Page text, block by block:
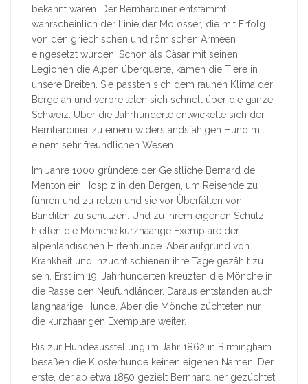
bekannt waren. Der Bernhardiner entstammt
wahrscheinlich der Linie der Molosser, die mit Erfolg
von den griechischen und römischen Armeen
eingesetzt wurden. Schon als Cäsar mit seinen
Legionen die Alpen überquerte, kamen die Tiere in
unsere Breiten. Sie passten sich dem rauhen Klima der
Berge an und verbreiteten sich schnell über die ganze
Schweiz. Über die Jahrhunderte entwickelte sich der
Bernhardiner zu einem widerstandsfähigen Hund mit
einem sehr freundlichen Wesen.
Im Jahre 1000 gründete der Geistliche Bernard de
Menton ein Hospiz in den Bergen, um Reisende zu
führen und zu retten und sie vor Überfällen von
Banditen zu schützen. Und zu ihrem eigenen Schutz
hielten die Mönche kurzhaarige Exemplare der
alpenländischen Hirtenhunde. Aber aufgrund von
Krankheit und Inzucht schienen ihre Tage gezählt zu
sein. Erst im 19. Jahrhunderten kreuzten die Mönche in
die Rasse den Neufundländer. Daraus entstanden auch
langhaarige Hunde. Aber die Mönche züchteten nur
die kurzhaarigen Exemplare weiter.
Bis zur Hundeausstellung im Jahr 1862 in Birmingham
besaßen die Klosterhunde keinen eigenen Namen. Der
erste, der ab etwa 1850 gezielt Bernhardiner gezüchtet